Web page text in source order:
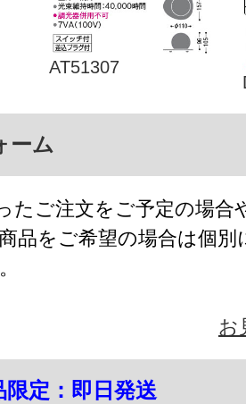
AT51307
ーム
たご注文をご予定の場合
品をご希望の場合は個別
お
限定：即日発送